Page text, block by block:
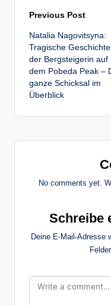
Post
navigation
Previous Post
Natalia Nagovitsyna:
Tragische Geschichte
der Bergsteigerin auf
dem Pobeda Peak –
ganze Schicksal im
Überblick
No comments yet.
Schreibe
Deine E-Mail-Adresse